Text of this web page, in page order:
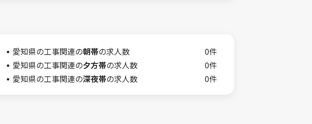
愛知県の工事関連の朝帯の求人数
0件
愛知県の工事関連の夕方帯の求人数
0件
愛知県の工事関連の深夜帯の求人数 0件